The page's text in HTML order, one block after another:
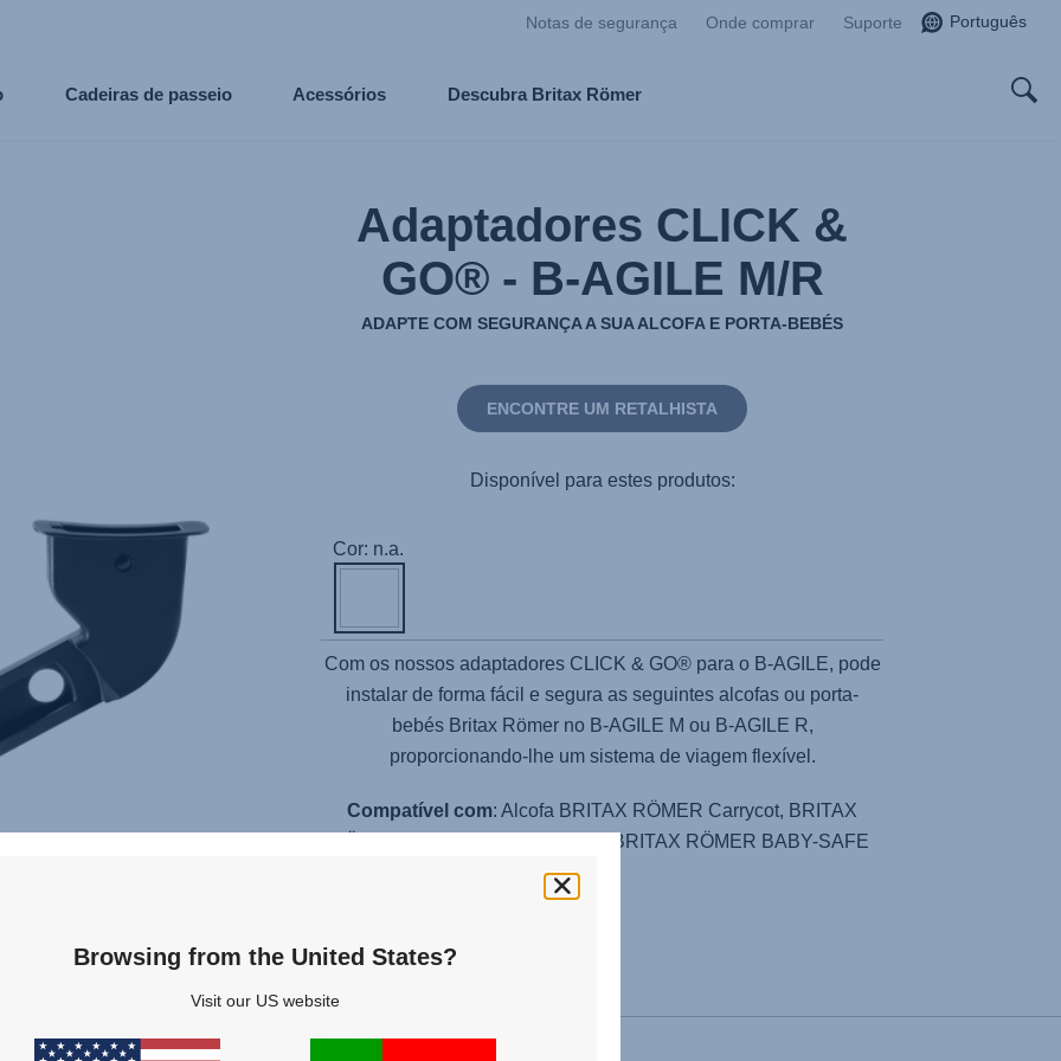
Notas de segurança Onde comprar Suporte Português
Cadeiras de passeio Acessórios Descubra Britax Römer
Adaptadores CLICK &
GO® - B-AGILE M/R
ADAPTE COM SEGURANÇA A SUA ALCOFA E PORTA-BEBÉS
ENCONTRE UM RETALHISTA
Disponível para estes produtos:
Cor: n.a.
Com os nossos adaptadores CLICK & GO® para o B-AGILE, pode
instalar de forma fácil e segura as seguintes alcofas ou porta-
bebés Britax Römerno B-AGILE M ou B-AGILE R,
proporcionando-lhe um sistema de viagem flexível.
Compatível com: Alcofa BRITAX RÖMER Carrycot, BRITAX
RÖMER BABY-SAFE 2 i-SIZE, e BRITAX RÖMER BABY-SAFE
Produtos relacionados
Browsing from the United States?
Visit our US website